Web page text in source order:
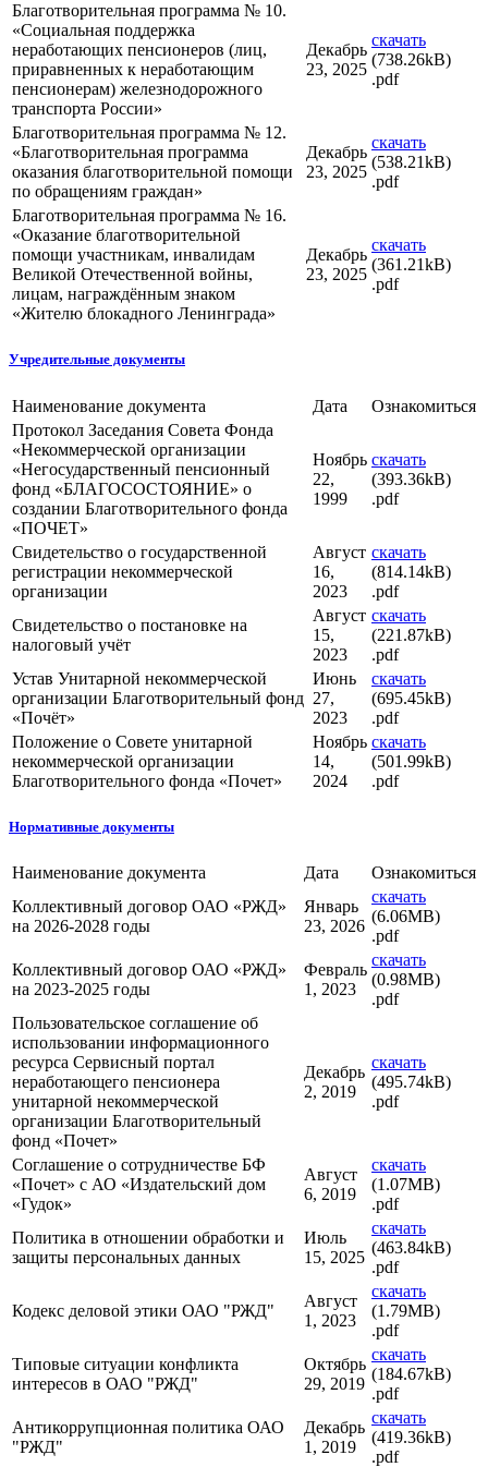
Благотворительная программа № 10.
«Социальная поддержка
неработающих пенсионеров (лиц,
приравненных к неработающим
пенсионерам) железнодорожного
транспорта России»
Декабрь
23, 2025
скачать
(738.26kB)
.pdf
Благотворительная программа № 12.
«Благотворительная программа
оказания благотворительной помощи
по обращениям граждан»
Декабрь
23, 2025
скачать
(538.21kB)
.pdf
Благотворительная программа № 16.
«Оказание благотворительной
помощи участникам, инвалидам
Великой Отечественной войны,
лицам, награждённым знаком
«Жителю блокадного Ленинграда»
Декабрь
23, 2025
скачать
(361.21kB)
.pdf
Учредительные документы
Наименование документа Дата
Ознакомиться
Протокол Заседания Совета Фонда
«Некоммерческой организации
«Негосударственный пенсионный
фонд «БЛАГОСОСТОЯНИЕ» о
создании Благотворительного фонда
«ПОЧЕТ»
Ноябрь
22,
1999
скачать
(393.36kB)
.pdf
Свидетельство о государственной
регистрации некоммерческой
организации
Август
16,
2023
скачать
(814.14kB)
.pdf
Свидетельство о постановке на
налоговый учёт
Август
15,
2023
скачать
(221.87kB)
.pdf
Устав Унитарной некоммерческой
организации Благотворительный фонд
«Почёт»
Июнь
27,
2023
скачать
(695.45kB)
.pdf
Положение о Совете унитарной
некоммерческой организации
Благотворительного фонда «Почет»
Ноябрь
14,
2024
скачать
(501.99kB)
.pdf
Нормативные документы
Наименование документа Дата
Ознакомиться
Коллективный договор ОАО «РЖД»
на 2026-2028 годы
Январь
23, 2026
скачать
(6.06MB)
.pdf
Коллективный договор ОАО «РЖД»
на 2023-2025 годы
Февраль
1, 2023
скачать
(0.98MB)
.pdf
Пользовательское соглашение об
использовании информационного
ресурса Сервисный портал
неработающего пенсионера
унитарной некоммерческой
организации Благотворительный
фонд «Почет»
Декабрь
2, 2019
скачать
(495.74kB)
.pdf
Соглашение о сотрудничестве БФ
«Почет» с АО «Издательский дом
«Гудок»
Август
6, 2019
скачать
(1.07MB)
.pdf
Политика в отношении обработки и
защиты персональных данных
Июль
15, 2025
скачать
(463.84kB)
.pdf
Кодекс деловой этики ОАО "РЖД"
Август
1, 2023
скачать
(1.79MB)
.pdf
Типовые ситуации конфликта
интересов в ОАО "РЖД"
Октябрь
29, 2019
скачать
(184.67kB)
.pdf
Антикоррупционная политика ОАО
"РЖД"
Декабрь
1, 2019
скачать
(419.36kB)
.pdf